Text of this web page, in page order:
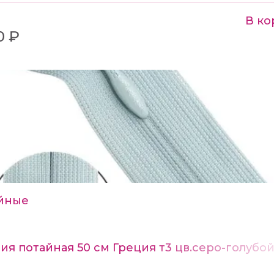
₽
В
потайная 50 см Греция т3 цв.серо-голубой